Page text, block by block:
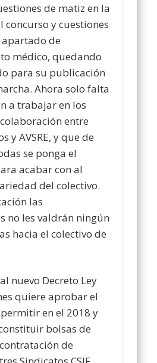
de matiz en la
concurso y cuestiones
apartado de
médico, quedando
para su publicación
Ahora solo falta
a trabajar en los
entre
y AVSRE, y que de
se ponga el
acabar con al
del colectivo.
las
no les valdrán ningún
hacia el colectivo de
nuevo Decreto Ley
quiere aprobar el
en el 2018 y
bolsas de
de